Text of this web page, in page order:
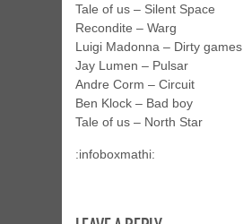
Tale of us – Silent Space
Recondite – Warg
Luigi Madonna – Dirty games
Jay Lumen – Pulsar
Andre Corm – Circuit
Ben Klock – Bad boy
Tale of us – North Star
:infoboxmathi: